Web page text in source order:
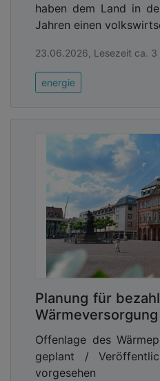
haben dem Land in
Jahren einen
23.06.2026, Lesezeit ca. 3
energie
Planung für
Wärmeversorgung
Offenlage des
geplant /
vorgesehen